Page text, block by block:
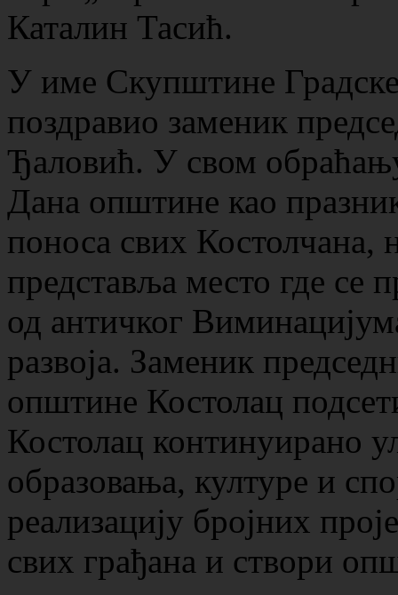
Каталин Тасић.
У име Скупштине
поздравио заменик
Ђаловић. У свом
Дана општине као
поноса свих Костолчана,
представља место где се
од античког
развоја. Заменик
општине Костолац
Костолац континуирано
образовања, културе и
реализацију бројних
свих грађана и створи